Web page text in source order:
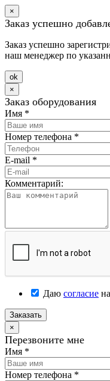
×
Заказ успешно
Заказ успешно
наш менеджер по
оk
×
Заказ оборудования
Имя *
Номер телефона *
E-mail *
Комментарий:
Даю согласие
Заказать
×
Перезвоните мне
Имя *
Номер телефона *